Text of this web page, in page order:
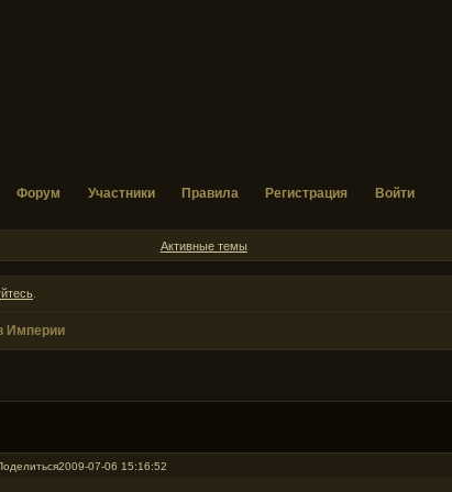
Форум Участники Правила Регистрация Войти
Активные темы
Империи
2009-07-06 15:16:52